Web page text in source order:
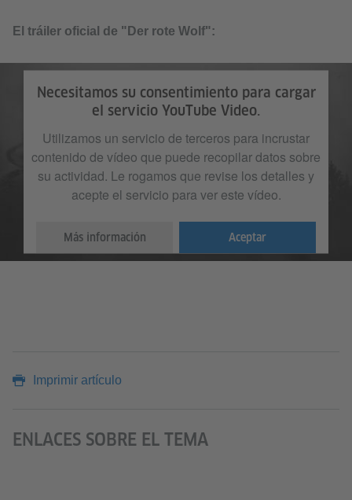
El tráiler oficial de "Der rote Wolf":
Necesitamos su consentimiento para cargar
el servicio YouTube Video.
Utilizamos un servicio de terceros para incrustar
contenido de vídeo que puede recopilar datos sobre
su actividad. Le rogamos que revise los detalles y
acepte el servicio para ver este vídeo.
Más información Aceptar
Imprimir artículo
ENLACES SOBRE EL TEMA